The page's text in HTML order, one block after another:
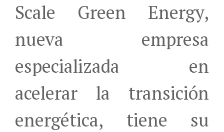
Scale Green Energy,
nueva empresa
especializada en
acelerar la transición
energética, tiene su